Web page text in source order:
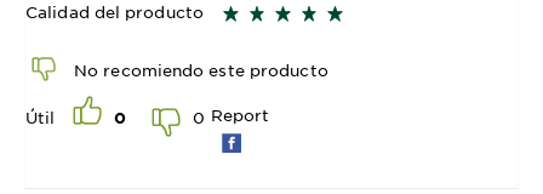
Calidad del producto
No recomiendo este producto
Útil 0 0 Report